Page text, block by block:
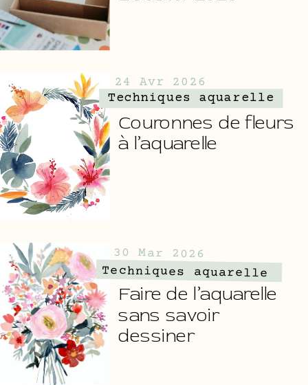
Couronnes de fleurs
à l’aquarelle
Techniques aquarelle
24 Avr 2026
Faire de l’aquarelle
sans savoir
dessiner
Techniques aquarelle
30 Mar 2026